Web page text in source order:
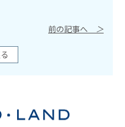
前の記事へ ＞